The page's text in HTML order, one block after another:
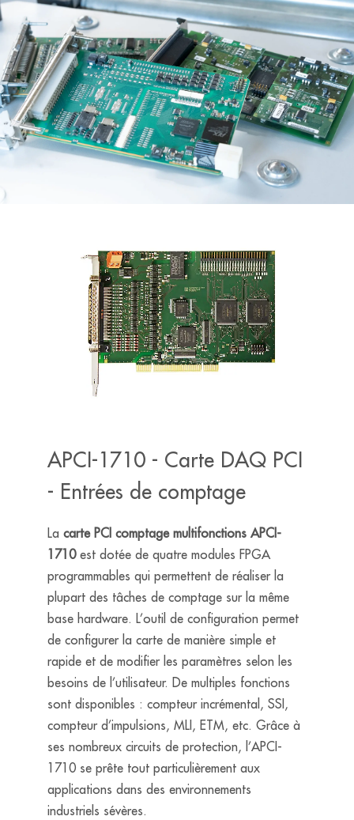
APCI-1710 - Carte DAQ PCI
- Entrées de comptage
La carte PCI comptage multifonctions APCI-
1710est dotée de quatre modules FPGA
programmables qui permettent de réaliser la
plupart des tâches de comptage sur la même
base hardware. L’outil de configuration permet
de configurer la carte de manière simple et
rapide et de modifier les paramètres selon les
besoins de l’utilisateur. De multiples fonctions
sont disponibles : compteur incrémental, SSI,
compteur d’impulsions, MLI, ETM, etc. Grâce à
ses nombreux circuits de protection, l’APCI-
1710 se prête tout particulièrement aux
applications dans des environnements
industriels sévères.